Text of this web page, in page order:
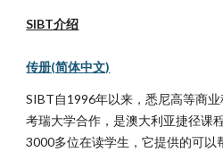
SIBT介绍
传册(简体中文)
SIBT自1996年以来，悉尼高等商
考瑞大学合作，是澳大利亚捷径课
3000多位在读学生，它提供的可以